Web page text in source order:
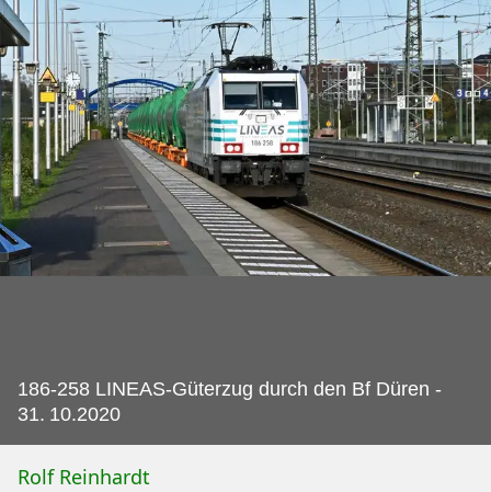
186-258 LINEAS-Güterzug durch den Bf Düren -
31. 10.2020
Rolf Reinhardt